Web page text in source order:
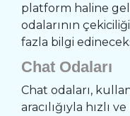
platform haline
odalarının
fazla bilgi
Chat Odaları
Chat odaları,
aracılığıyla hızlı